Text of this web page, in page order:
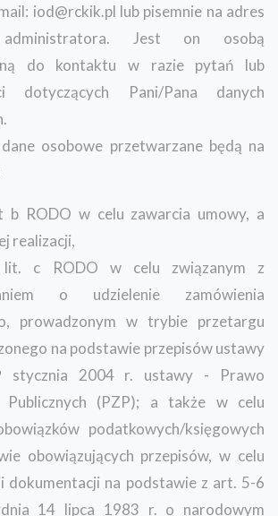
iod@rckik.pl lub pisemnie na adres
Jest on osobą
do kontaktu w razie pytań lub
dotyczących Pani/Pana danych
osobowe przetwarzane będą na
RODO w celu zawarcia umowy, a
realizacji,
c RODO w celu związanym z
o udzielenie zamówienia
prowadzonym w trybie przetargu
na podstawie przepisów ustawy
stycznia 2004 r. ustawy - Prawo
Publicznych (PZP); a także w celu
podatkowych/księgowych
obowiązujących przepisów, w celu
dokumentacji na podstawie z art. 5-6
14 lipca 1983 r. o narodowym